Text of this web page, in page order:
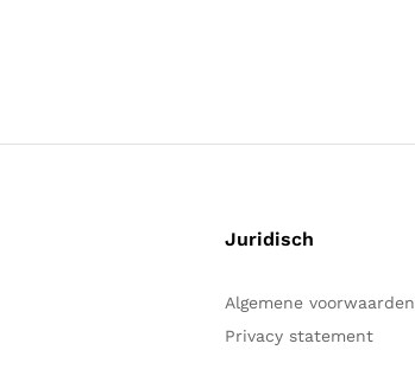
Juridisch
Algemene voorwaarden
Privacy statement